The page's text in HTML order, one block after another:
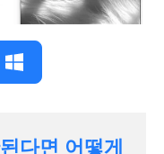
다면 어떻게